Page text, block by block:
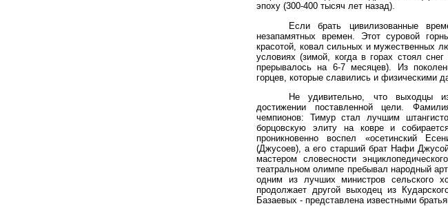
эпоху (300-400 тысяч лет назад).
Если брать цивилизованные
незапамятных времен. Этот суровой
красотой, ковал сильных и мужественных
условиях (зимой, когда в горах стоял
прерывалось на 6-7 месяцев). Из
горцев, которые славились и физическими
Не удивительно, что выходцы
достижении поставленной цели.
чемпионов: Тимур стал лучшим
борцовскую элиту на ковре и
проникновенно воспел «осетинский
(Джусоев), а его старший брат Нафи
мастером словесности
театральном олимпе пребывал народный
одним из лучших министров сельского
продолжает другой выходец из
Базаевых - представлена известными